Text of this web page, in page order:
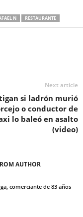
N RESTAURANTE
Next article
si ladrón murió
o conductor de
lo baleó en asalto
(video)
AUTHOR
comerciante de 83 años